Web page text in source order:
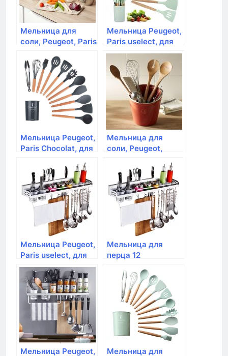
Мельница для
соли, Peugeot, Paris
нержавеющая
сталь
Мельница Peugeot,
Paris uselect, для
перца, черный лак,
дерево, 22 см
Мельница Peugeot,
Paris Chocolat, для
коричневый, 30 см
Мельница для
соли, Peugeot,
шоколад
Мельница Peugeot,
Paris uselect, для
перца 12 см,
черный лак,
дерево
Мельница для
перца 12
Paris uselect
Мельница Peugeot, Мельница для